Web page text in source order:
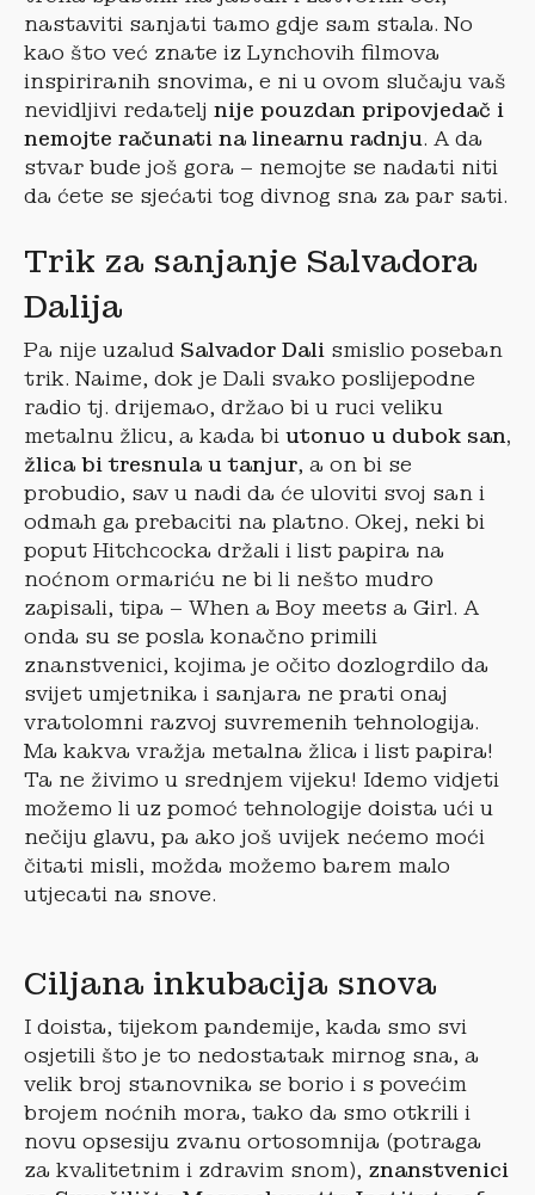
nastaviti sanjati tamo gdje sam stala. No
kao što već znate iz Lynchovih filmova
inspiriranih snovima, e ni u ovom slučaju vaš
nevidljivi redatelj nije pouzdan pripovjedač i
nemojte računati na linearnu radnju. A da
stvar bude još gora – nemojte se nadati niti
da ćete se sjećati tog divnog sna za par sati.
Trik za sanjanje Salvadora
Dalija
Pa nije uzalud Salvador Dali smislio poseban
trik. Naime, dok je Dali svako poslijepodne
radio tj. drijemao, držao bi u ruci veliku
metalnu žlicu, a kada bi utonuo u dubok san,
žlica bi tresnula u tanjur, a on bi se
probudio, sav u nadi da će uloviti svoj san i
odmah ga prebaciti na platno. Okej, neki bi
poput Hitchcocka držali i list papira na
noćnom ormariću ne bi li nešto mudro
zapisali, tipa – When a Boy meets a Girl. A
onda su se posla konačno primili
znanstvenici, kojima je očito dozlogrdilo da
svijet umjetnika i sanjara ne prati onaj
vratolomni razvoj suvremenih tehnologija.
Ma kakva vražja metalna žlica i list papira!
Ta ne živimo u srednjem vijeku! Idemo vidjeti
možemo li uz pomoć tehnologije doista ući u
nečiju glavu, pa ako još uvijek nećemo moći
čitati misli, možda možemo barem malo
utjecati na snove.
Ciljana inkubacija snova
I doista, tijekom pandemije, kada smo svi
osjetili što je to nedostatak mirnog sna, a
velik broj stanovnika se borio i s povećim
brojem noćnih mora, tako da smo otkrili i
novu opsesiju zvanu ortosomnija (potraga
za kvalitetnim i zdravim snom), znanstvenici